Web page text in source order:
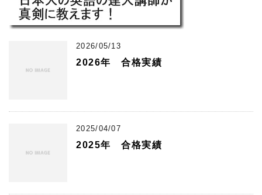
2026/05/13
2026年 合格実績
2025/04/07
2025年 合格実績